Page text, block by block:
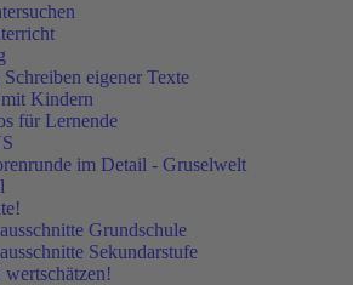
Schreiben eigener Texte
Kindern
für Lernende
im Detail - Gruselwelt
Grundschule
Sekundarstufe
wertschätzen!